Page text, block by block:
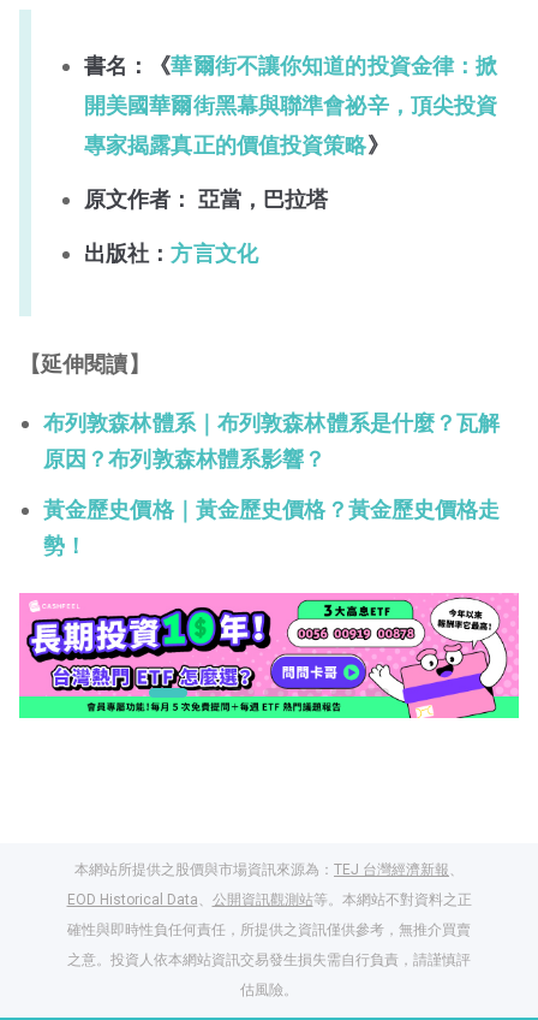
書名：《華爾街不讓你知道的投資金律：掀
開美國華爾街黑幕與聯準會祕辛，頂尖投資
專家揭露真正的價值投資策略》
原文作者： 亞當，巴拉塔
出版社：方言文化
【延伸閱讀】
布列敦森林體系｜布列敦森林體系是什麼？瓦解
原因？布列敦森林體系影響？
黃金歷史價格｜黃金歷史價格？黃金歷史價格走
勢！
本網站所提供之股價與市場資訊來源為： TEJ 台灣經濟新報、
EOD Historical Data、 公開資訊觀測站等。本網站不對資料之正
確性與即時性負任何責任，所提供之資訊僅供參考，無推介買賣
之意。投資人依本網站資訊交易發生損失需自行負責，請謹慎評
估風險。